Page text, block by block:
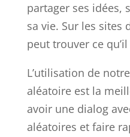
partager ses idées,
sa vie. Sur les sites
peut trouver ce
L’utilisation de
aléatoire est la
avoir une dialog
aléatoires et faire